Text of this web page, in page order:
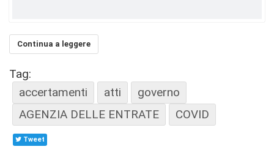
Continua a leggere
Tag:
accertamenti
atti
governo
AGENZIA DELLE ENTRATE
COVID
Tweet